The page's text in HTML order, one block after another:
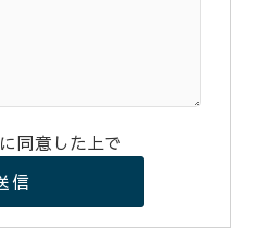
に同意した上で